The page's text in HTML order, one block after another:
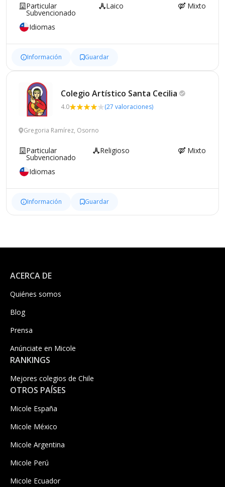
Particular
Subvencionado
Laico Mixto
Idiomas
Información Guardar
Colegio Artístico Santa Cecilia
4.0 (27 valoraciones)
Gregoria Ramírez, Osorno
Particular
Subvencionado
Religioso Mixto
Idiomas
Información Guardar
ACERCA DE
Quiénes somos
Blog
Prensa
Anúnciate en Micole
RANKINGS
Mejores colegios de Chile
OTROS PAÍSES
Micole España
Micole México
Micole Argentina
Micole Perú
Micole Ecuador